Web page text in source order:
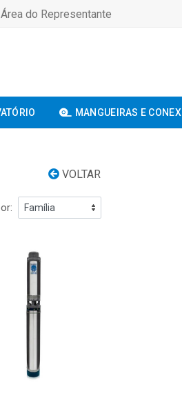
Área do Representante
MANGUEIRAS E
VOLTAR